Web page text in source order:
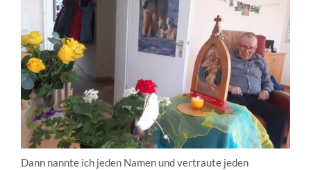
Dann nannte ich jeden Namen und vertraute jeden